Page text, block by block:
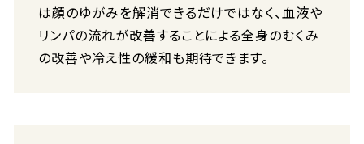
は顔のゆがみを解消できるだけではなく、血液や
リンパの流れが改善することによる全身のむくみ
の改善や冷え性の緩和も期待できます。